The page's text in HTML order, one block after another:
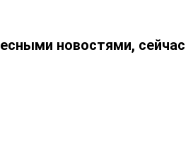
новостями, сейчас